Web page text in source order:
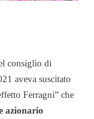
consiglio di
aveva suscitato
Ferragni” che
azionario